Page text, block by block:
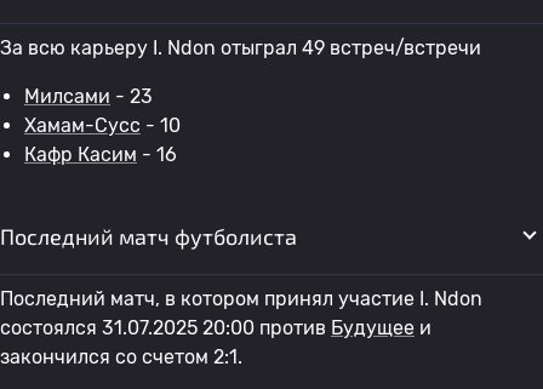
За всю карьеру I. Ndon отыграл 49 встреч/встречи
Милсами - 23
Хамам-Сусс - 10
Кафр Касим - 16
Последний матч футболиста
Последний матч, в котором принял участие I. Ndon
состоялся 31.07.2025 20:00 против Будущее и
закончился со счетом 2:1.